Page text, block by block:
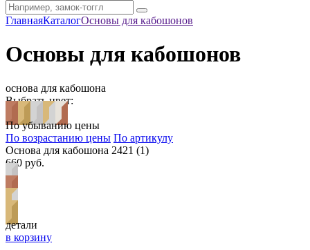
ГлавнаяКаталогОсновы для кабошонов
Основы для кабошонов
основа для кабошона
Выбрать цвет:
По убыванию цены
По возрастанию цены По артикулу
Основа для кабошона 2421 (1)
660 руб.
детали
в корзину